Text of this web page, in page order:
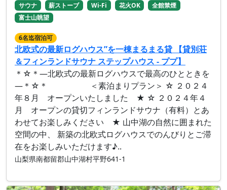
サウナ
薪ストーブ Wi-Fi 花火OK
全館禁煙
富士山眺望
6名迄宿泊可
北欧式の最新ログハウス”を一棟まるまる貸 【貸別荘
＆フィンランドサウナ ステップハウス - ププ】
＊☆＊―北欧式の最新ログハウスで最高のひとときを
―＊☆＊ ＜素泊まりプラン＞ ☆ ２０２４
年８月 オープンいたしました ★ ☆ ２０２４年４
月 オープンの貸切フィンランドサウナ（有料）とあ
わせてお楽しみください ★ 山中湖の自然に囲まれた
空間の中、 新築の北欧式ログハウスでのんびりとご滞
在をお楽しみいただけます♪..
山梨県南都留郡山中湖村平野641-1